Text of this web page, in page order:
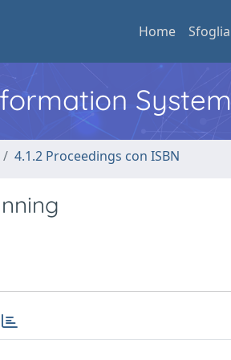
Home Sfoglia
System
4.1.2 Proceedings con ISBN